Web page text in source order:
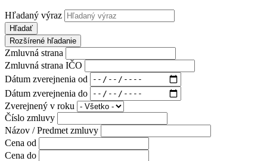
Hľadaný výraz
Hľadať
Rozšírené hľadanie
Zmluvná strana
Zmluvná strana IČO
Dátum zverejnenia od
Dátum zverejnenia do
Zverejnený v roku
Číslo zmluvy
Názov / Predmet zmluvy
Cena od
Cena do